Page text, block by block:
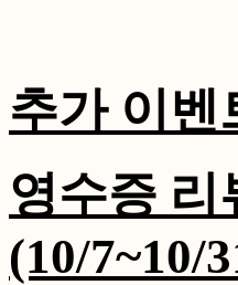
추가 이벤
영수증 리
(10/7~10/